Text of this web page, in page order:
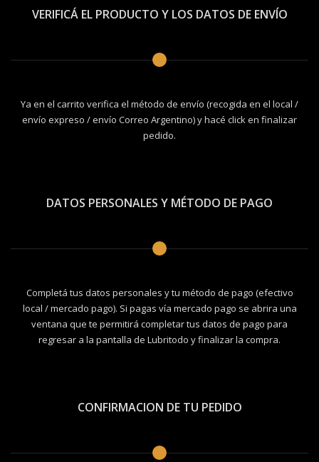
VERIFICÁ EL PRODUCTO Y LOS DATOS DE ENVÍO
Ya en el carrito verifica el método de envío (recogida en el local /
envío expreso / envío Correo Argentino) y hacé click en finalizar
pedido.
DATOS PERSONALES Y MÉTODO DE PAGO
Completá tus datos personales y tu método de pago (efectivo
local / mercado pago). Si pagas vía mercado pago se abrira una
ventana que te permitirá completar tus datos de pago para
regresar a la pantalla de Lubritodo y finalizar la compra.
CONFIRMACION DE TU PEDIDO